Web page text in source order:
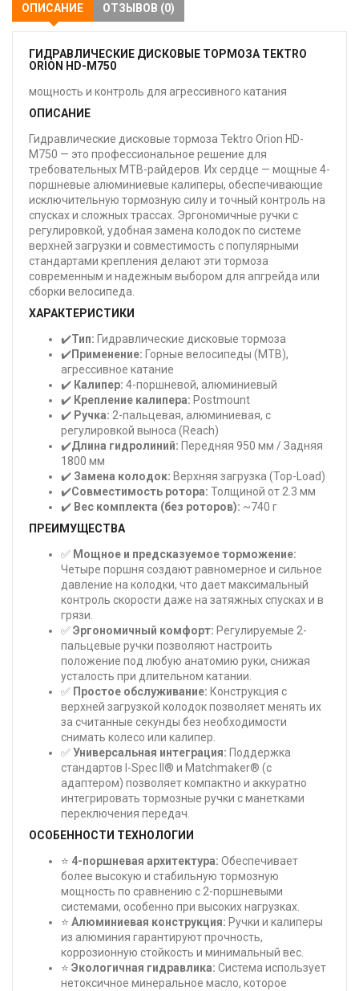
ОПИСАНИЕ ОТЗЫВОВ (0)
ГИДРАВЛИЧЕСКИЕ ДИСКОВЫЕ ТОРМОЗА TEKTRO
ORION HD-M750
мощность и контроль для агрессивного катания
ОПИСАНИЕ
Гидравлические дисковые тормоза Tektro Orion HD-
M750 — это профессиональное решение для
требовательных MTB-райдеров. Их сердце — мощные 4-
поршневые алюминиевые калиперы, обеспечивающие
исключительную тормозную силу и точный контроль на
спусках и сложных трассах. Эргономичные ручки с
регулировкой, удобная замена колодок по системе
верхней загрузки и совместимость с популярными
стандартами крепления делают эти тормоза
современным и надежным выбором для апгрейда или
сборки велосипеда.
ХАРАКТЕРИСТИКИ
✔️Тип: Гидравлические дисковые тормоза
✔️Применение: Горные велосипеды (MTB),
агрессивное катание
✔️ Калипер: 4-поршневой, алюминиевый
✔️ Крепление калипера: Postmount
✔️ Ручка: 2-пальцевая, алюминиевая, с
регулировкой выноса (Reach)
✔️Длина гидролиний: Передняя 950 мм / Задняя
1800 мм
✔️ Замена колодок: Верхняя загрузка (Top-Load)
✔️Совместимость ротора: Толщиной от 2.3 мм
✔️ Вес комплекта (без роторов): ~740 г
ПРЕИМУЩЕСТВА
✅ Мощное и предсказуемое торможение:
Четыре поршня создают равномерное и сильное
давление на колодки, что дает максимальный
контроль скорости даже на затяжных спусках и в
грязи.
✅Эргономичный комфорт: Регулируемые 2-
пальцевые ручки позволяют настроить
положение под любую анатомию руки, снижая
усталость при длительном катании.
✅ Простое обслуживание: Конструкция с
верхней загрузкой колодок позволяет менять их
за считанные секунды без необходимости
снимать колесо или калипер.
✅Универсальная интеграция: Поддержка
стандартов I-Spec II® и Matchmaker® (с
адаптером) позволяет компактно и аккуратно
интегрировать тормозные ручки с манетками
переключения передач.
ОСОБЕННОСТИ ТЕХНОЛОГИИ
⭐ 4-поршневая архитектура: Обеспечивает
более высокую и стабильную тормозную
мощность по сравнению с 2-поршневыми
системами, особенно при высоких нагрузках.
⭐ Алюминиевая конструкция: Ручки и калиперы
из алюминия гарантируют прочность,
коррозионную стойкость и минимальный вес.
⭐ Экологичная гидравлика: Система использует
нетоксичное минеральное масло, которое